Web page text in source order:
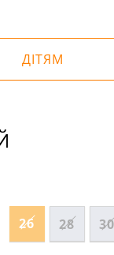
ДІТЯМ
26 28 30